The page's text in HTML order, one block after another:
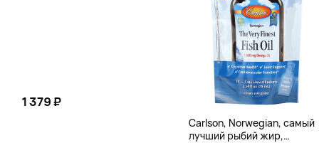
1 379 ₽
Carlson, Norwegian, самый
лучший рыбий жир,